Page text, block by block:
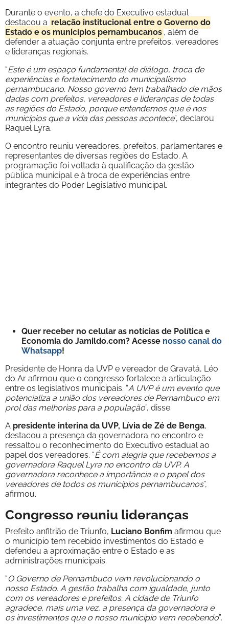
Durante o evento, a chefe do Executivo estadual
destacou a relação institucional entre o Governo do
Estado e os municípios pernambucanos, além de
defender a atuação conjunta entre prefeitos, vereadores
e lideranças regionais.
“Este é um espaço fundamental de diálogo, troca de
experiências e fortalecimento do municipalismo
pernambucano. Nosso governo tem trabalhado de mãos
dadas com prefeitos, vereadores e lideranças de todas
as regiões do Estado, porque entendemos que é nos
municípios que a vida das pessoas acontece”, declarou
Raquel Lyra.
O encontro reuniu vereadores, prefeitos, parlamentares e
representantes de diversas regiões do Estado. A
programação foi voltada à qualificação da gestão
pública municipal e à troca de experiências entre
integrantes do Poder Legislativo municipal.
Quer receber no celular as notícias de Política e
Economia do Jamildo.com? Acesse nosso canal do
Whatsapp!
Presidente de Honra da UVP e vereador de Gravatá, Léo
do Ar afirmou que o congresso fortalece a articulação
entre os legislativos municipais. “A UVP é um evento que
potencializa a união dos vereadores de Pernambuco em
prol das melhorias para a população”, disse.
A presidente interina da UVP, Lívia de Zé de Benga,
destacou a presença da governadora no encontro e
ressaltou o reconhecimento do Executivo estadual ao
papel dos vereadores. “É com alegria que recebemos a
governadora Raquel Lyra no encontro da UVP. A
governadora reconhece a importância e o papel dos
vereadores de todos os municípios pernambucanos”,
afirmou.
Congresso reuniu lideranças
Prefeito anfitrião de Triunfo, Luciano Bonfim afirmou que
o município tem recebido investimentos do Estado e
defendeu a aproximação entre o Estado e as
administrações municipais.
“O Governo de Pernambuco vem revolucionando o
nosso Estado. A gestão trabalha com igualdade, junto
com os vereadores e prefeitos. A cidade de Triunfo
agradece, mais uma vez, a presença da governadora e
os investimentos que o nosso município vem recebendo”,